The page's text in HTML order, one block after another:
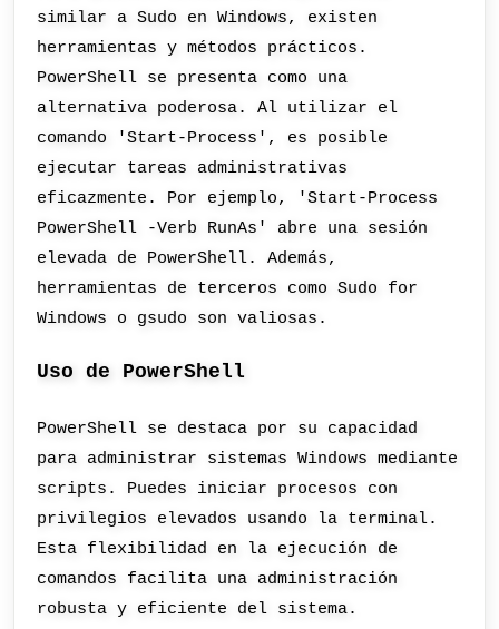
similar a Sudo en Windows, existen
herramientas y métodos prácticos.
PowerShell se presenta como una
alternativa poderosa. Al utilizar el
comando 'Start-Process', es posible
ejecutar tareas administrativas
eficazmente. Por ejemplo, 'Start-Process
PowerShell -Verb RunAs' abre una sesión
elevada de PowerShell. Además,
herramientas de terceros como Sudo for
Windows o gsudo son valiosas.
Uso de PowerShell
PowerShell se destaca por su capacidad
para administrar sistemas Windows mediante
scripts. Puedes iniciar procesos con
privilegios elevados usando la terminal.
Esta flexibilidad en la ejecución de
comandos facilita una administración
robusta y eficiente del sistema.